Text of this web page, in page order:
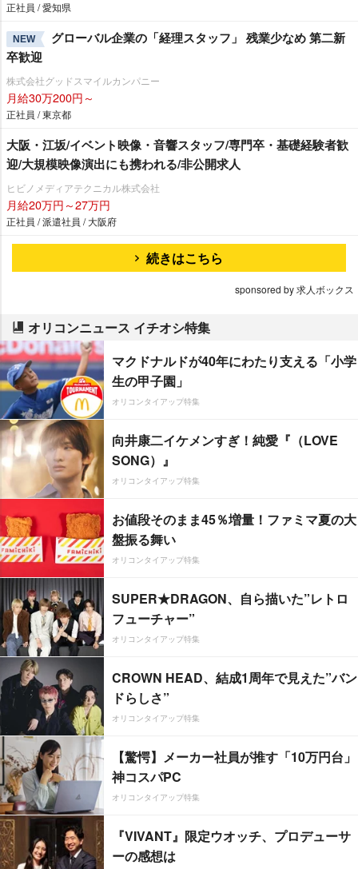
正社員 / 愛知県
NEW
グローバル企業の「経理スタッフ」 残業少なめ 第二新
卒歓迎
株式会社グッドスマイルカンパニー
月給30万200円～
正社員 / 東京都
大阪・江坂/イベント映像・音響スタッフ/専門卒・基礎経験者歓
迎/大規模映像演出にも携われる/非公開求人
ヒビノメディアテクニカル株式会社
月給20万円～27万円
正社員 / 派遣社員 / 大阪府
続きはこちら
sponsored by 求人ボックス
オリコンニュース イチオシ特集
マクドナルドが40年にわたり支える「小学
生の甲子園」
オリコンタイアップ特集
向井康二イケメンすぎ！純愛『（LOVE
SONG）』
オリコンタイアップ特集
お値段そのまま45％増量！ファミマ夏の大
盤振る舞い
オリコンタイアップ特集
SUPER★DRAGON、自ら描いた”レトロ
フューチャー”
オリコンタイアップ特集
CROWN HEAD、結成1周年で見えた”バン
ドらしさ”
オリコンタイアップ特集
【驚愕】メーカー社員が推す「10万円台」
神コスパPC
オリコンタイアップ特集
『VIVANT』限定ウオッチ、プロデューサ
ーの感想は